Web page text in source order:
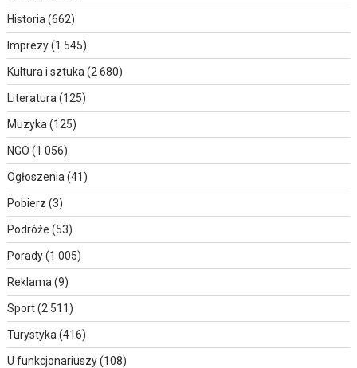
Historia (662)
Imprezy(1 545)
Kultura i sztuka (2 680)
Literatura (125)
Muzyka (125)
NGO (1 056)
Ogłoszenia (41)
Pobierz (3)
Podróże (53)
Porady(1 005)
Reklama (9)
Sport(2 511)
Turystyka (416)
U funkcjonariuszy(108)